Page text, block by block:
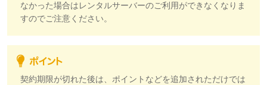
なかった場合はレンタルサーバーのご利用ができなくなりま
すのでご注意ください。
契約期限が切れた後は、ポイントなどを追加されただけでは